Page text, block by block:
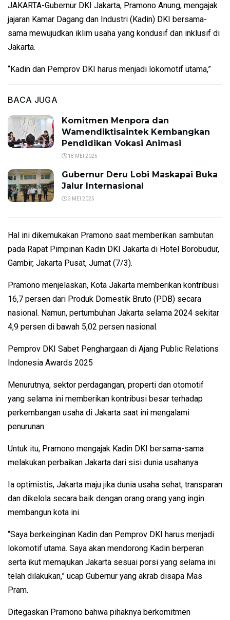
JAKARTA-Gubernur DKI Jakarta, Pramono Anung, mengajak
jajaran Kamar Dagang dan Industri (Kadin) DKI bersama-
sama mewujudkan iklim usaha yang kondusif dan inklusif di
Jakarta.
“Kadin dan Pemprov DKI harus menjadi lokomotif utama,”
BACA JUGA
Komitmen Menpora dan
Wamendiktisaintek Kembangkan
Pendidikan Vokasi Animasi
18 MEI 2025
Gubernur Deru Lobi Maskapai Buka
Jalur Internasional
3 MEI 2025
Hal ini dikemukakan Pramono saat memberikan sambutan
pada Rapat Pimpinan Kadin DKI Jakarta di Hotel Borobudur,
Gambir, Jakarta Pusat, Jumat (7/3).
Pramono menjelaskan, Kota Jakarta memberikan kontribusi
16,7 persen dari Produk Domestik Bruto (PDB) secara
nasional. Namun, pertumbuhan Jakarta selama 2024 sekitar
4,9 persen di bawah 5,02 persen nasional.
Pemprov DKI Sabet Penghargaan di Ajang Public Relations
Indonesia Awards 2025
Menurutnya, sektor perdagangan, properti dan otomotif
yang selama ini memberikan kontribusi besar terhadap
perkembangan usaha di Jakarta saat ini mengalami
penurunan.
Untuk itu, Pramono mengajak Kadin DKI bersama-sama
melakukan perbaikan Jakarta dari sisi dunia usahanya
Ia optimistis, Jakarta maju jika dunia usaha sehat, transparan
dan dikelola secara baik dengan orang orang yang ingin
membangun kota ini.
“Saya berkeinginan Kadin dan Pemprov DKI harus menjadi
lokomotif utama. Saya akan mendorong Kadin berperan
serta ikut memajukan Jakarta sesuai porsi yang selama ini
telah dilakukan,” ucap Gubernur yang akrab disapa Mas
Pram.
Ditegaskan Pramono bahwa pihaknya berkomitmen